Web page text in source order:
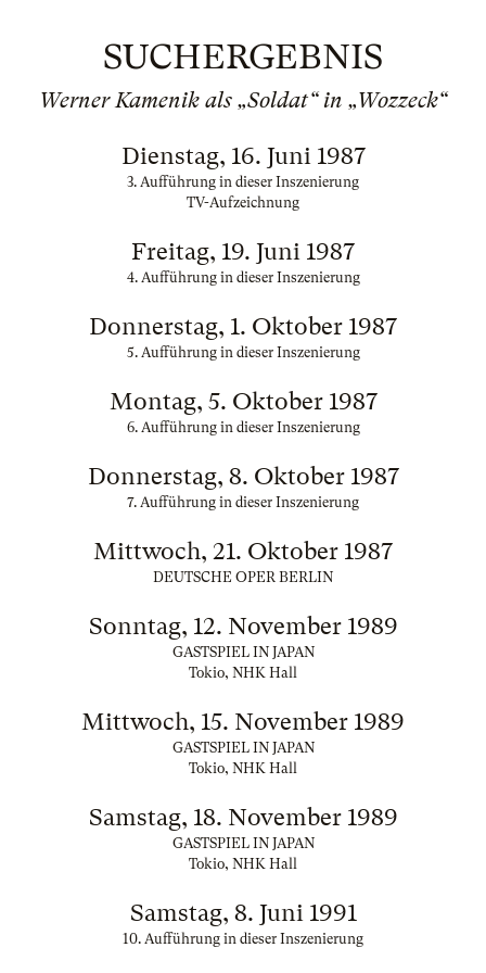
SUCHERGEBNIS
Werner Kamenik als „Soldat“ in „Wozzeck“
Dienstag, 16. Juni 1987
3. Aufführung in dieser Inszenierung
TV-Aufzeichnung
Freitag, 19. Juni 1987
4. Aufführung in dieser Inszenierung
Donnerstag, 1. Oktober 1987
5. Aufführung in dieser Inszenierung
Montag, 5. Oktober 1987
6. Aufführung in dieser Inszenierung
Donnerstag, 8. Oktober 1987
7. Aufführung in dieser Inszenierung
Mittwoch, 21. Oktober 1987
DEUTSCHE OPER BERLIN
Sonntag, 12. November 1989
GASTSPIEL IN JAPAN
Tokio, NHK Hall
Mittwoch, 15. November 1989
GASTSPIEL IN JAPAN
Tokio, NHK Hall
Samstag, 18. November 1989
GASTSPIEL IN JAPAN
Tokio, NHK Hall
Samstag, 8. Juni 1991
10. Aufführung in dieser Inszenierung